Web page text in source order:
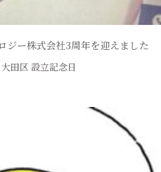
ジー株式会社3周年を迎えました
大田区 設立記念日